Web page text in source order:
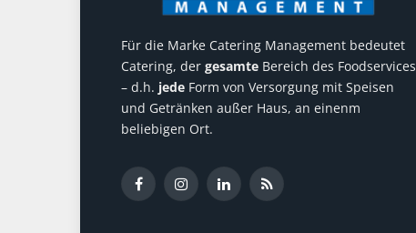
Für die Marke Catering Management bedeutet
Catering, der gesamte Bereich des Foodservices
– d.h. jede Form von Versorgung mit Speisen
und Getränken außer Haus, an einenm
beliebigen Ort.
FacebookInstagramLinkedInRSS